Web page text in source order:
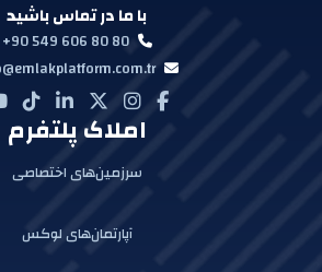
با ما در تماس باشید
+90 549 606 80 80
املاک پلتفرم
سرزمین‌های اختصاصی
آپارتمان‌های لوکس